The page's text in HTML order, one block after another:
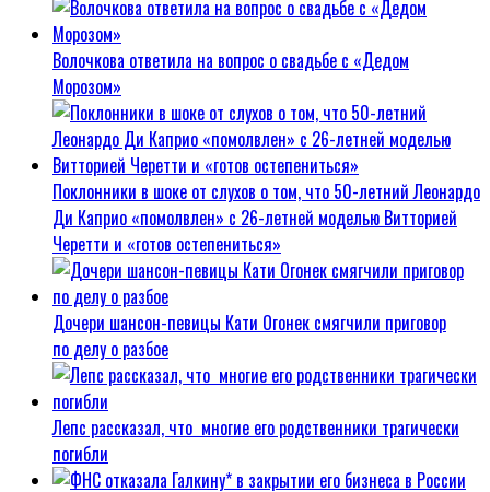
Волочкова ответила на вопрос о свадьбе с «Дедом
Морозом»
Поклонники в шоке от слухов о том, что 50-летний Леонардо
Ди Каприо «помолвлен» с 26-летней моделью Витторией
Черетти и «готов остепениться»
Дочери шансон-певицы Кати Огонек смягчили приговор
по делу о разбое
Лепс рассказал, что многие его родственники трагически
погибли